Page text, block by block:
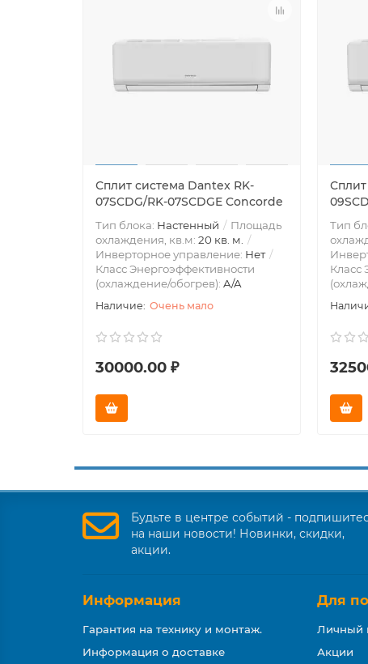
Сплит система Dantex RK-
07SCDG/RK-07SCDGE Concorde
Тип блока: Настенный
Площадь
охлаждения, кв.м: 20 кв. м.
Инверторное управление: Нет
Класс Энергоэффективности
(охлаждение/обогрев): A/A
Очень мало
30000.00 ₽
Тип
Класс
Будьте в центре событий -
на наши новости! Новинки, скидки,
акции.
Информация
Гарантия на технику и монтаж.
Информация о доставке
Для
Личный
Акции